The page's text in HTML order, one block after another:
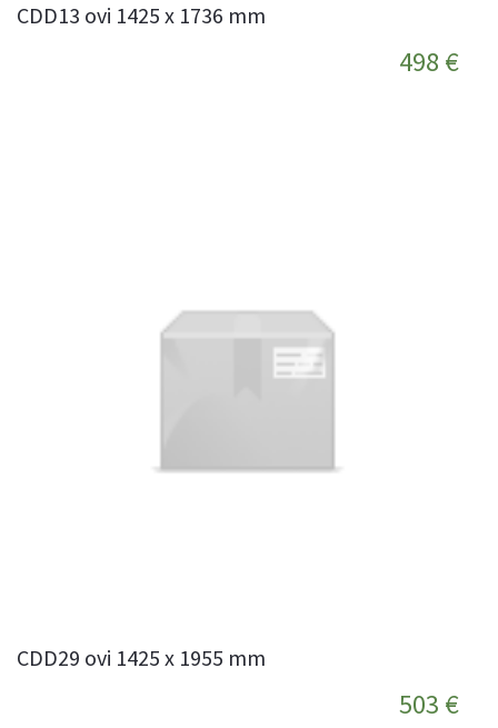
CDD13 ovi 1425 x 1736 mm
498 €
CDD29 ovi 1425 x 1955 mm
503 €